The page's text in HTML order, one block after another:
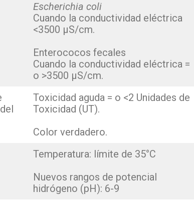
Escherichia coli
Cuando la conductividad eléctrica
<3500 µS/cm.
Enterococos fecales
Cuando la conductividad eléctrica =
o >3500 µS/cm.
Toxicidad aguda = o <2 Unidades de
Toxicidad (UT).
Color verdadero.
Temperatura: límite de 35°C
Nuevos rangos de potencial
hidrógeno (pH): 6-9